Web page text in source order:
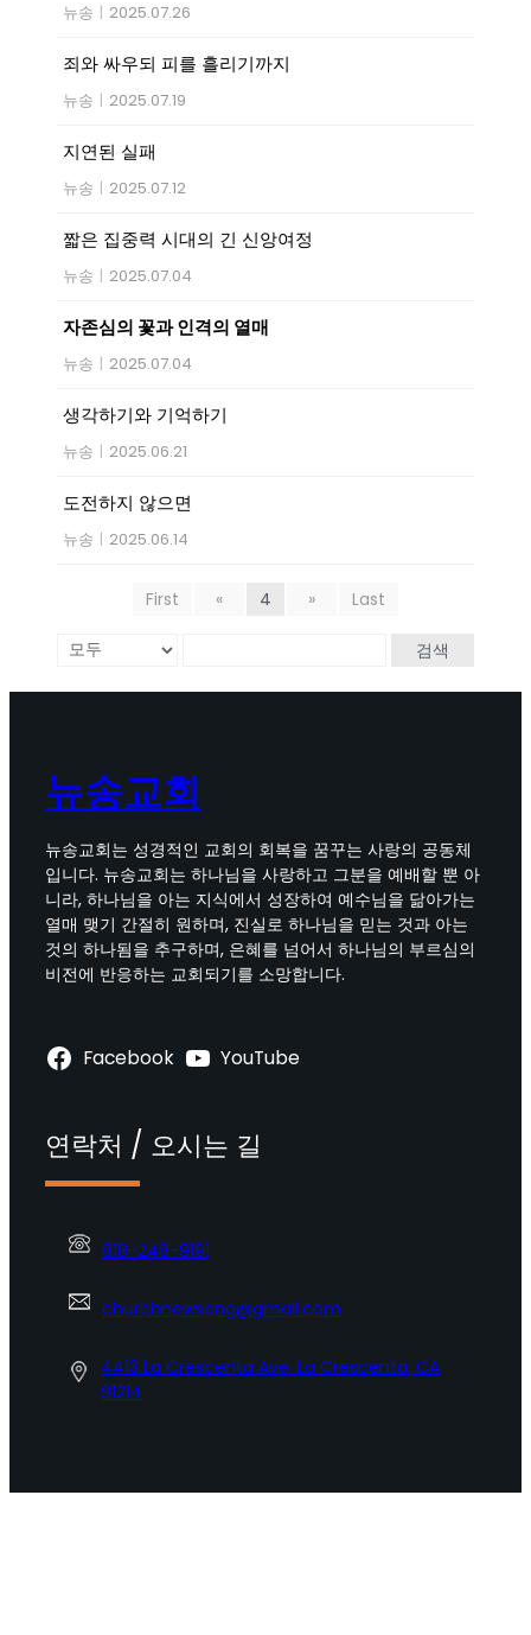
뉴송 | 2025.07.26
죄와 싸우되 피를 흘리기까지
뉴송 | 2025.07.19
지연된 실패
뉴송 | 2025.07.12
짧은 집중력 시대의 긴 신앙여정
뉴송 | 2025.07.04
자존심의 꽃과 인격의 열매
뉴송 | 2025.07.04
생각하기와 기억하기
뉴송 | 2025.06.21
도전하지 않으면
뉴송 | 2025.06.14
First « 4 » Last
검색
뉴송교회
뉴송교회는 성경적인 교회의 회복을 꿈꾸는 사랑의 공동체
입니다. 뉴송교회는 하나님을 사랑하고 그분을 예배할 뿐 아
니라, 하나님을 아는 지식에서 성장하여 예수님을 닮아가는
열매 맺기 간절히 원하며, 진실로 하나님을 믿는 것과 아는
것의 하나됨을 추구하며, 은혜를 넘어서 하나님의 부르심의
비전에 반응하는 교회되기를 소망합니다.
Facebook YouTube
연락처 / 오시는 길
818-248-9191
churchnewsong@gmail.com
4413 La Crescenta Ave. La Crescenta, CA
91214